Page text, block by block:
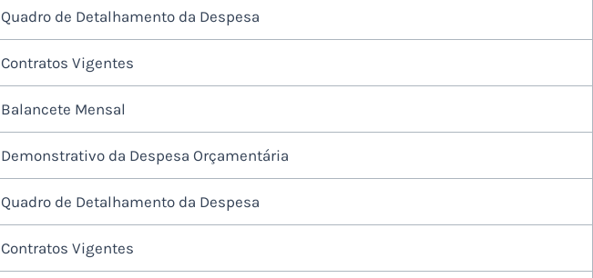
Quadro de Detalhamento da Despesa
Contratos Vigentes
Balancete Mensal
Demonstrativo da Despesa Orçamentária
Quadro de Detalhamento da Despesa
Contratos Vigentes